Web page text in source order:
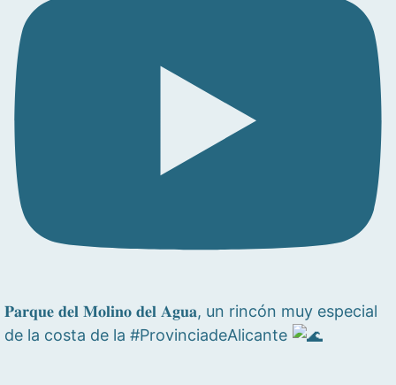
𝐏𝐚𝐫𝐪𝐮𝐞 𝐝𝐞𝐥 𝐌𝐨𝐥𝐢𝐧𝐨 𝐝𝐞𝐥 𝐀𝐠𝐮𝐚, un rincón muy especial
de la costa de la #ProvinciadeAlicante